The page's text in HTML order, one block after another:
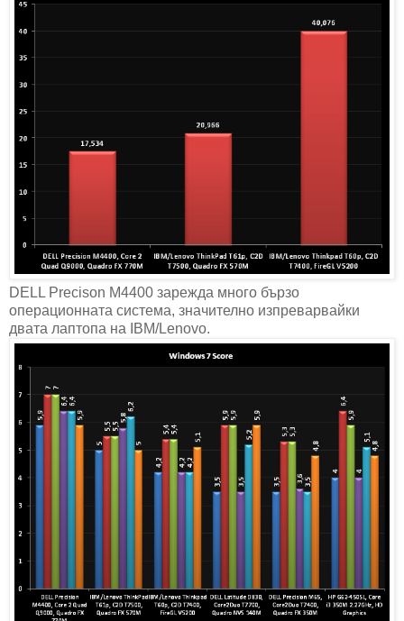
DELL Precison M4400 зарежда много бързо
операционната система, значително изпреварвайки
двата лаптопа на IBM/Lenovo.